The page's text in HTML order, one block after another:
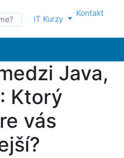
IT Kurzy
Kontakt
Java,
Ktorý
vás